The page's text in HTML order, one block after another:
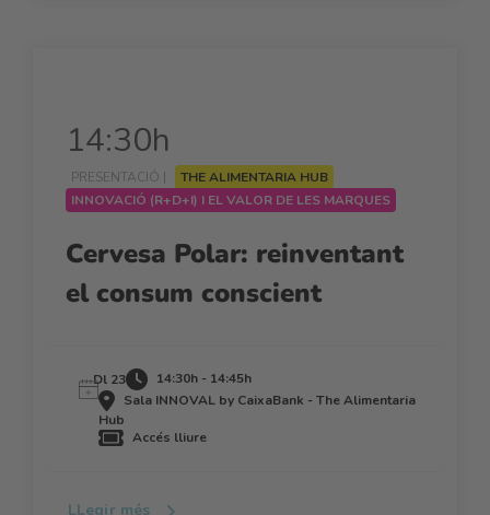
14:30h
PRESENTACIÓ |
THE ALIMENTARIA HUB
INNOVACIÓ (R+D+I) I EL VALOR DE LES MARQUES
Cervesa Polar: reinventant
el consum conscient
Dl 23
14:30h - 14:45h
Sala INNOVAL by CaixaBank - The Alimentaria
Hub
Accés lliure
LLegir més